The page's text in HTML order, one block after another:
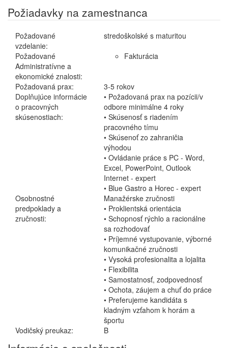
Požiadavky na zamestnanca
Požadované
vzdelanie:
stredoškolské s maturitou
Požadované
Administratívne a
ekonomické znalosti:
Fakturácia
Požadovaná prax:
3-5 rokov
Doplňujúce informácie
o pracovných
skúsenostiach:
• Požadovaná prax na pozícii/v
odbore minimálne 4 roky
• Skúsenosť s riadením
pracovného tímu
• Skúsenoť zo zahraničia
výhodou
• Ovládanie práce s PC - Word,
Excel, PowerPoint, Outlook
Internet - expert
• Blue Gastro a Horec - expert
Osobnostné
predpoklady a
zručnosti:
Manažérske zručnosti
• Proklientská orientácia
• Schopnosť rýchlo a racionálne
sa rozhodovať
• Príjemné vystupovanie, výborné
komunikačné zručnosti
• Vysoká profesionalita a lojalita
• Flexibilita
• Samostatnosť, zodpovednosť
• Ochota, záujem a chuť do práce
• Preferujeme kandidáta s
kladným vzťahom k horám a
športu
Vodičský preukaz:
B